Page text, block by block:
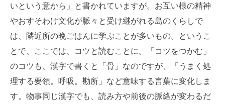
いという意から」と書かれていますが。お互い様の精神
やおすそわけ文化が脈々と受け継がれる島のくらしで
は、隣近所の晩ごはんに学ぶことが多いもの。というこ
とで、ここでは、コツと読むことに。「コツをつかむ」
のコツも、漢字で書くと「骨」なのですが、「うまく処
理する要領。呼吸。勘所」など意味する言葉に変化しま
す。物事同じ漢字でも、読み方や前後の脈絡が変わるだ